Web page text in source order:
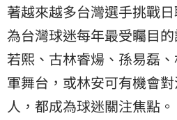
著越來越多台灣選手挑戰
為台灣球迷每年最受矚目
若熙、古林睿煬、孫易磊
軍舞台，或林安可有機會
人，都成為球迷關注焦點。